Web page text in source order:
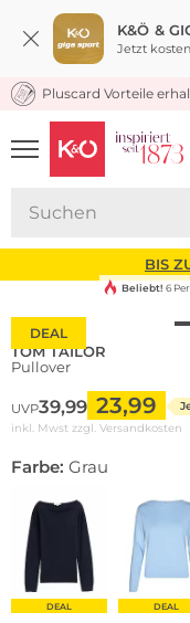
K&Ö &
Jetzt
Pluscard Vorteile
UNSERE APP
CLICK &
BIS
DEAL
Beliebt! 6
TOM TAILOR
Pullover
UVP39,99 23,99
inkl. Mwst zzgl. Versandkosten
Farbe: Grau
DEAL DEAL